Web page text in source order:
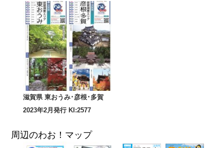
滋賀県 東おうみ･彦根･多賀
2023年2月発行 KI:2577
周辺のわお！マップ